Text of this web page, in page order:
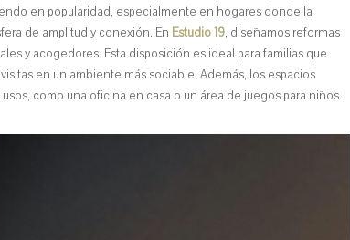
en popularidad, especialmente en hogares donde la
de amplitud y conexión. En Estudio 19, diseñamos reformas
y acogedores. Esta disposición es ideal para familias que
en un ambiente más sociable. Además, los espacios
como una oficina en casa o un área de juegos para niños.